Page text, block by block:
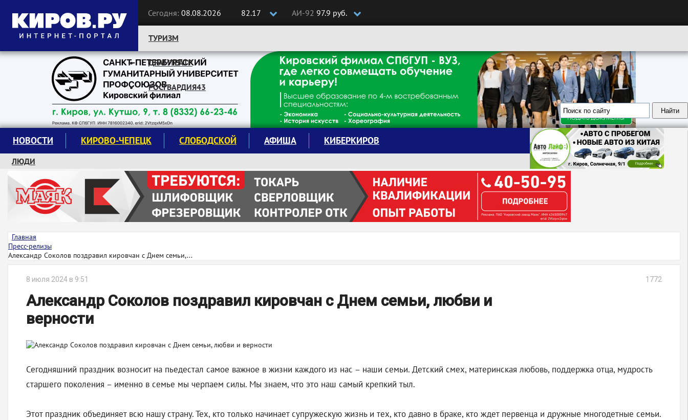
Сегодня: 08.08.2026 82.17 АИ-92 97.9 руб.
Следите за новостями:
ТУРИЗМ
ДРАМТЕАТР
РОСГВАРДИЯ43
НОВОСТИ КИРОВО-ЧЕПЕЦК СЛОБОДСКОЙ АФИША КИБЕРКИРОВ
ЛЮДИ
КРУЖКИ И СЕКЦИИ
ЗАВОДУ "МАЯК" 85 ЛЕТ
ЭКОЛОГИЯ
Главная
Пресс-релизы
Александр Соколов поздравил кировчан с Днем семьи,...
8 июля 2024 в 9:51 1772
Александр Соколов поздравил кировчан с Днем семьи, любви и
верности
Сегодняшний праздник возносит на пьедестал самое важное в жизни каждого из нас – наши семьи. Детский смех, материнская любовь, поддержка отца, мудрость
старшего поколения – именно в семье мы черпаем силы. Мы знаем, что это наш самый крепкий тыл.
Этот праздник объединяет всю нашу страну. Тех, кто только начинает супружескую жизнь и тех, кто давно в браке, кто ждет первенца и дружные многодетные семьи.